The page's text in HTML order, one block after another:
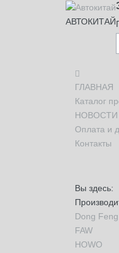
АВТОКИТАЙ
ГЛАВНАЯ
Каталог
НОВОСТИ
Оплата и
Контакты
Вы здесь:
Dong Feng
FAW
HOWO